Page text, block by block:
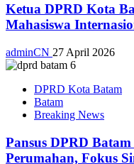
Ketua DPRD Kota
Mahasiswa
adminCN 27 April 2026
DPRD Kota Batam
Batam
Breaking News
Pansus DPRD
Perumahan, Fokus